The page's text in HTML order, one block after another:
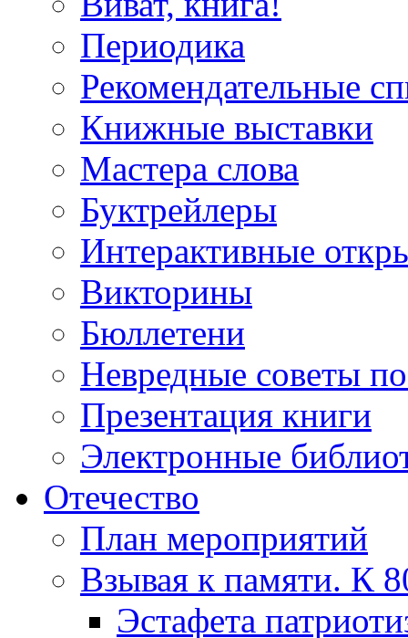
Периодика
Рекомендательные
Книжные выставки
Мастера слова
Буктрейлеры
Интерактивные
Викторины
Бюллетени
Невредные советы
Презентация книги
Электронные
Отечество
План мероприятий
Взывая к памяти. К
Эcтафета